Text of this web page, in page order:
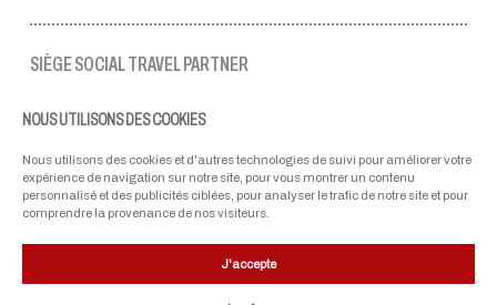
NOUS UTILISONS DES COOKIES
Nous utilisons des cookies et d'autres technologies de suivi pour améliorer votre
expérience de navigation sur notre site, pour vous montrer un contenu
personnalisé et des publicités ciblées, pour analyser le trafic de notre site et pour
comprendre la provenance de nos visiteurs.
J'accepte
SIÈGE SOCIAL TRAVEL PARTNER
lun-ven : 09:00 - 17:00 heures
ellmau@travel-partner.com